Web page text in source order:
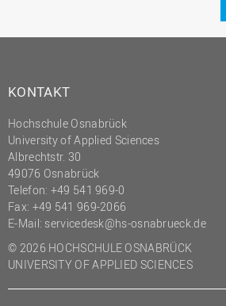
KONTAKT
Hochschule Osnabrück
University of Applied Sciences
Albrechtstr. 30
49076 Osnabrück
Telefon: +49 541 969-0
Fax: +49 541 969-2066
E-Mail: servicedesk@hs-osnabrueck.de
© 2026 HOCHSCHULE OSNABRÜCK
UNIVERSITY OF APPLIED SCIENCES